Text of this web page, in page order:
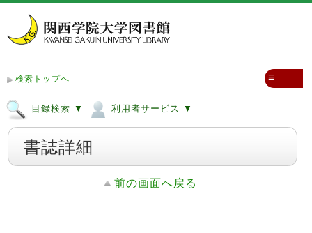
検索トップへ
目録検索 ▼ 利用者サービス ▼
≡
書誌詳細
前の画面へ戻る